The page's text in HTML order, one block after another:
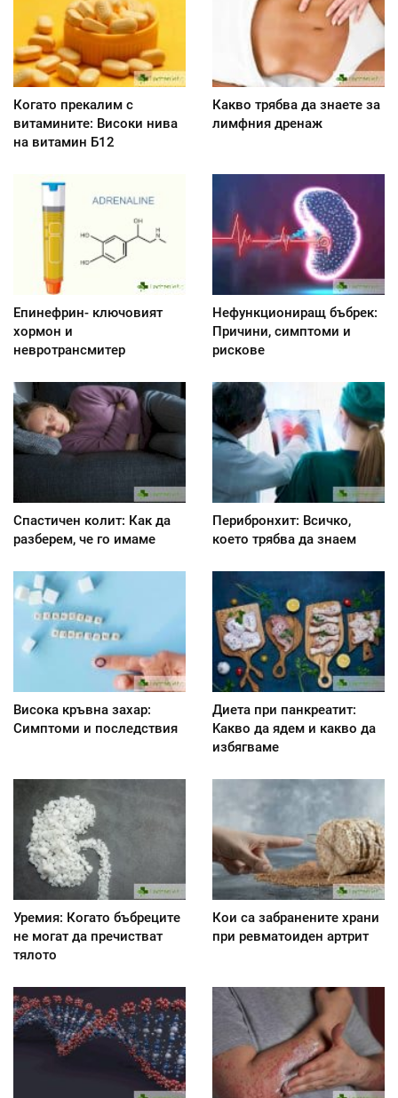
Когато прекалим с
витамините: Високи нива
на витамин Б12
Какво трябва да знаете за
лимфния дренаж
Епинефрин- ключовият
хормон и
невротрансмитер
Нефункциониращ бъбрек:
Причини, симптоми и
рискове
Спастичен колит: Как да
разберем, че го имаме
Перибронхит: Всичко,
което трябва да знаем
Висока кръвна захар:
Симптоми и последствия
Диета при панкреатит:
Kакво да ядем и какво да
избягваме
Уремия: Когато бъбреците
не могат да пречистват
тялото
Кои са забранените храни
при ревматоиден артрит